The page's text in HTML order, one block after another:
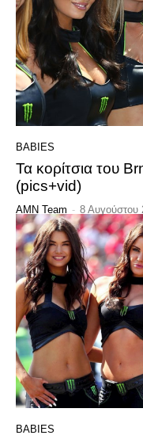
BABIES
Τα κορίτσια του
(pics+vid)
AMN Team - 8 Αυγούστου
BABIES